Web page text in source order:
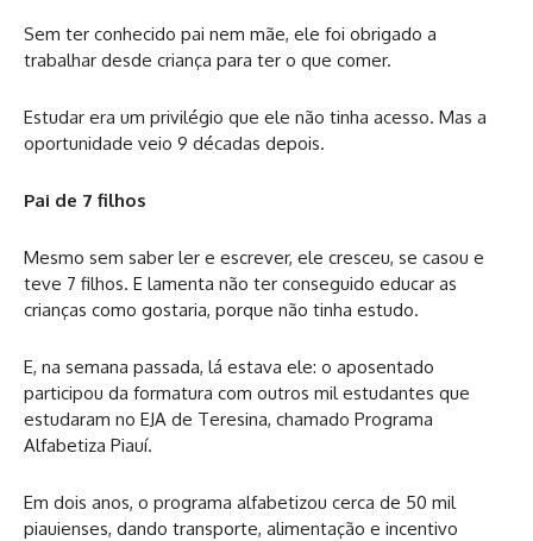
Sem ter conhecido pai nem mãe, ele foi obrigado a
trabalhar desde criança para ter o que comer.
Estudar era um privilégio que ele não tinha acesso. Mas a
oportunidade veio 9 décadas depois.
Pai de 7 filhos
Mesmo sem saber ler e escrever, ele cresceu, se casou e
teve 7 filhos. E lamenta não ter conseguido educar as
crianças como gostaria, porque não tinha estudo.
E, na semana passada, lá estava ele: o aposentado
participou da formatura com outros mil estudantes que
estudaram no EJA de Teresina, chamado Programa
Alfabetiza Piauí.
Em dois anos, o programa alfabetizou cerca de 50 mil
piauienses, dando transporte, alimentação e incentivo